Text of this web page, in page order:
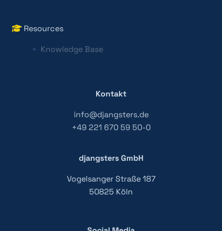
Resources
Knowledge Base
djangsters GmbH
Vogelsanger Straße 187
50825 Köln
Kontakt
info@djangsters.de
+49 221 670 59 50-0